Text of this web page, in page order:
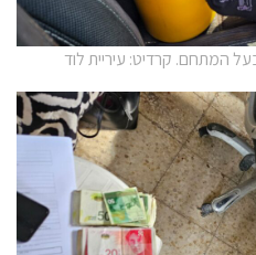
המתחם. קרדיט: עיריית לוד